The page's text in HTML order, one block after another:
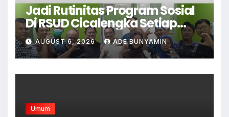
Jadi Rutinitas Program Sosial
Di RSUD Cicalengka Setiap
Bulan Gelar Sunatan Massal
Bagi Masyarakat Tidak
Mampu
AUGUST 6, 2026 ADE BUNYAMIN
Umum